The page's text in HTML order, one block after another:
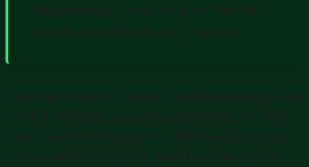
khủng hoảng hay bong bóng, coi như mất 7
phần lợi nhuận khi đầu tư chứng khoán.
Vẫn trở lại ví dụ trên, nếu mua ở giá khủng hoảng và bán
khi bình thường, tài sản bạn tăng gấp 2. Bán khi bong
bóng tài sản bạn tăng gấp 7 lần. Nếu mua ở giá thông
thường, bán khi bong bóng tài sản bạn tăng gấp 3 lần.